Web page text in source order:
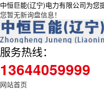
中恒巨能(辽宁)电力有限公司为您
您暂无新询盘信息！
服务热线：
13644059999
网站首页